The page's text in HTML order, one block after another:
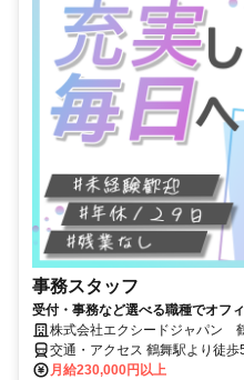
事務スタッフ
受付・事務など選べる職種でオフ
株式会社エクシードジャパン
交通・アクセス 鶴舞駅より徒歩
月給230,000円以上